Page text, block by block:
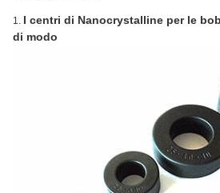
1. I centri di Nanocrystalline per le
di modo